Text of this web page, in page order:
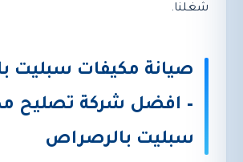
شغلنا.
صيانة مكيفات سبليت
– افضل شركة تصليح
سبليت بالرصراص